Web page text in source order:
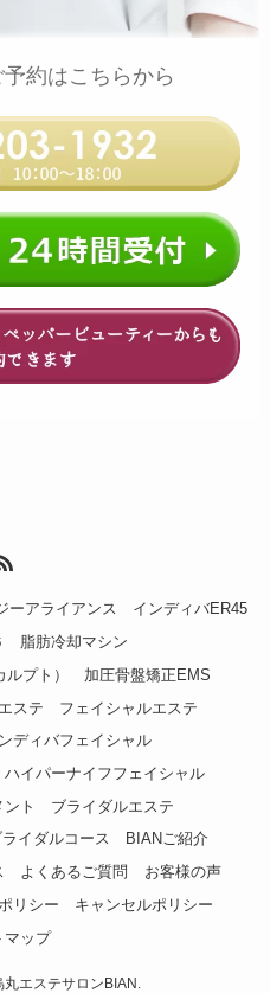
約はこちらから
ーアライアンス
インディバER45
脂肪冷却マシン
プト）
加圧骨盤矯正EMS
ステ
フェイシャルエステ
ディバフェイシャル
ハイパーナイフフェイシャル
ト
ブライダルエステ
ライダルコース
BIANご紹介
よくあるご質問
お客様の声
リシー
キャンセルポリシー
マップ
エステサロンBIAN.